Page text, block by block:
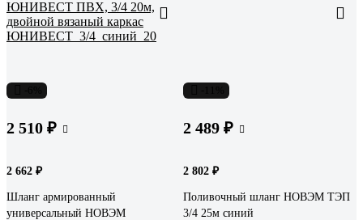
2 510 ₽
2 662 ₽
Шланг армированный
универсальный НОВЭМ
2 489 ₽
2 802 ₽
Поливочный шланг НОВЭМ ТЭП
3/4 25м синий